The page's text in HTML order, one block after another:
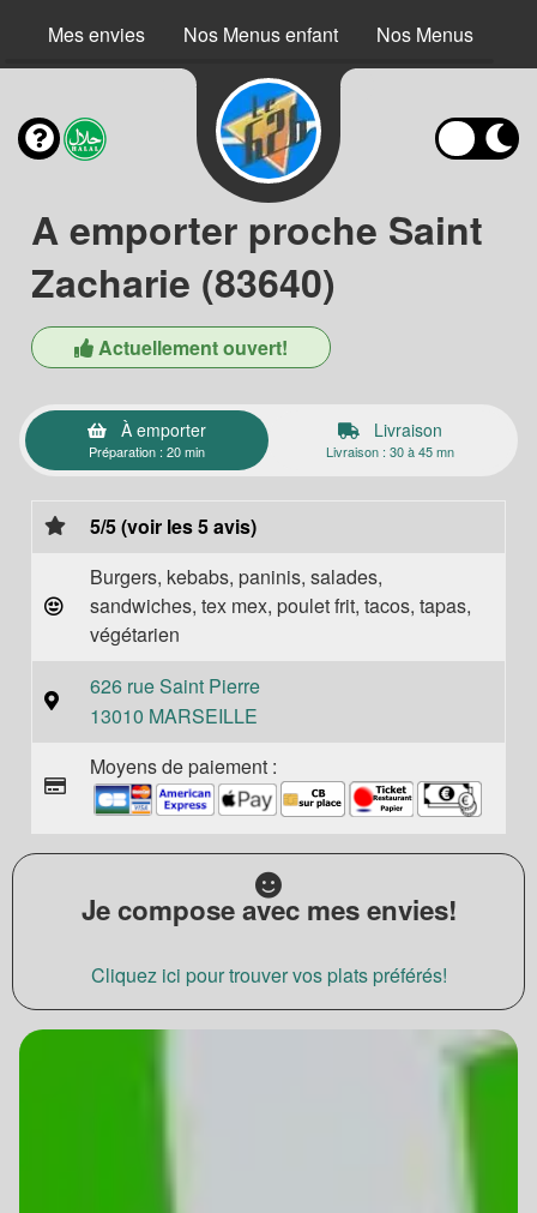
Mes envies Nos Menus enfant Nos Menus
A emporter proche Saint
Zacharie (83640)
Actuellement ouvert!
À emporter
Préparation : 20 min
Livraison
Livraison : 30 à 45 mn
5/5 (voir les 5 avis)
Burgers, kebabs, paninis, salades,
sandwiches, tex mex, poulet frit, tacos, tapas,
végétarien
626 rue Saint Pierre
13010 MARSEILLE
Moyens de paiement :
Je compose avec mes envies!
Cliquez ici pour trouver vos plats préférés!